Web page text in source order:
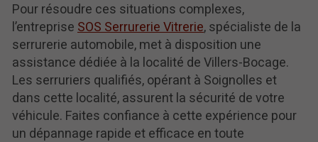
Pour résoudre ces situations complexes,
l’entreprise SOS Serrurerie Vitrerie, spécialiste de la
serrurerie automobile, met à disposition une
assistance dédiée à la localité de Villers-Bocage.
Les serruriers qualifiés, opérant à Soignolles et
dans cette localité, assurent la sécurité de votre
véhicule. Faites confiance à cette expérience pour
un dépannage rapide et efficace en toute